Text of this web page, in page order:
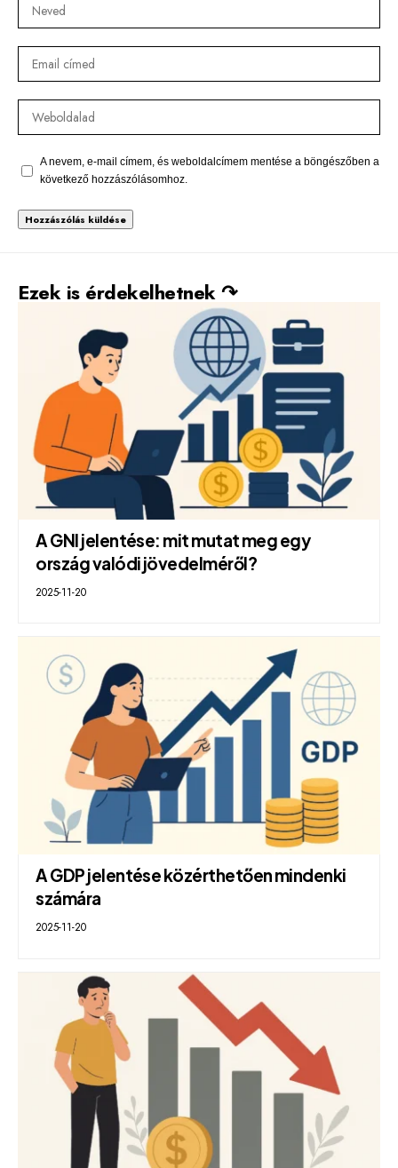
A nevem, e-mail címem, és weboldalcímem mentése a böngészőben a
következő hozzászólásomhoz.
Ezek is érdekelhetnek ↷
A GNI jelentése: mit mutat meg egy
ország valódi jövedelméről?
2025-11-20
A GDP jelentése közérthetően mindenki
számára
2025-11-20